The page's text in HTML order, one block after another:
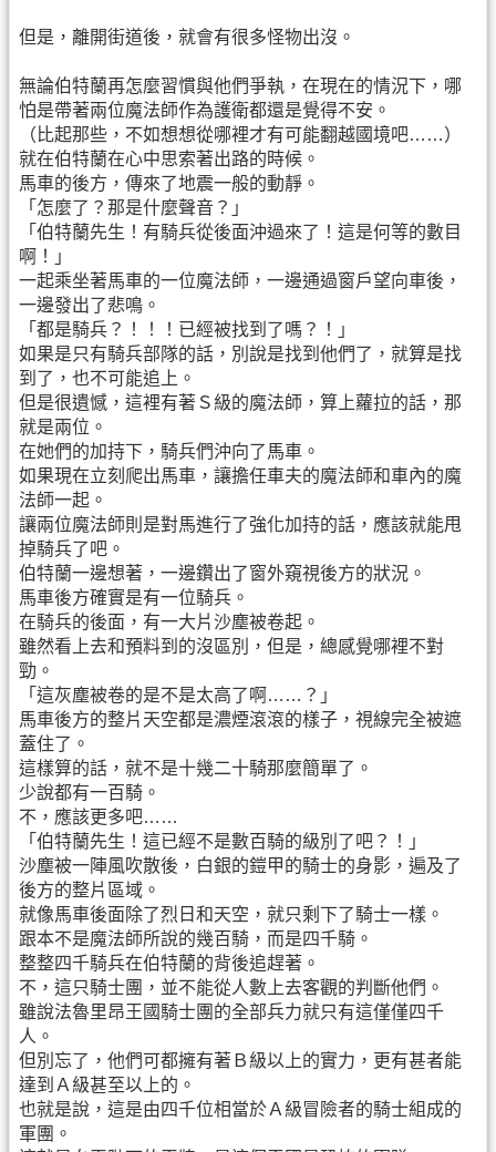
但是，離開街道後，就會有很多怪物出沒。
無論伯特蘭再怎麼習慣與他們爭執，在現在的情況下，哪
怕是帶著兩位魔法師作為護衛都還是覺得不安。
（比起那些，不如想想從哪裡才有可能翻越國境吧……）
就在伯特蘭在心中思索著出路的時候。
馬車的後方，傳來了地震一般的動靜。
「怎麼了？那是什麼聲音？」
「伯特蘭先生！有騎兵從後面沖過來了！這是何等的數目
啊！」
一起乘坐著馬車的一位魔法師，一邊通過窗戶望向車後，
一邊發出了悲鳴。
「都是騎兵？！！！已經被找到了嗎？！」
如果是只有騎兵部隊的話，別說是找到他們了，就算是找
到了，也不可能追上。
但是很遺憾，這裡有著Ｓ級的魔法師，算上蘿拉的話，那
就是兩位。
在她們的加持下，騎兵們沖向了馬車。
如果現在立刻爬出馬車，讓擔任車夫的魔法師和車內的魔
法師一起。
讓兩位魔法師則是對馬進行了強化加持的話，應該就能甩
掉騎兵了吧。
伯特蘭一邊想著，一邊鑽出了窗外窺視後方的狀況。
馬車後方確實是有一位騎兵。
在騎兵的後面，有一大片沙塵被卷起。
雖然看上去和預料到的沒區別，但是，總感覺哪裡不對
勁。
「這灰塵被卷的是不是太高了啊……？」
馬車後方的整片天空都是濃煙滾滾的樣子，視線完全被遮
蓋住了。
這樣算的話，就不是十幾二十騎那麼簡單了。
少說都有一百騎。
不，應該更多吧……
「伯特蘭先生！這已經不是數百騎的級別了吧？！」
沙塵被一陣風吹散後，白銀的鎧甲的騎士的身影，遍及了
後方的整片區域。
就像馬車後面除了烈日和天空，就只剩下了騎士一樣。
跟本不是魔法師所說的幾百騎，而是四千騎。
整整四千騎兵在伯特蘭的背後追趕著。
不，這只騎士團，並不能從人數上去客觀的判斷他們。
雖說法魯里昂王國騎士團的全部兵力就只有這僅僅四千
人。
但別忘了，他們可都擁有著Ｂ級以上的實力，更有甚者能
達到Ａ級甚至以上的。
也就是說，這是由四千位相當於Ａ級冒險者的騎士組成的
軍團。